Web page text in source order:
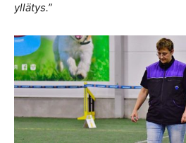
yllätys.”